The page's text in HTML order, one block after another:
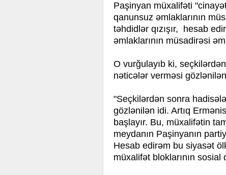
Paşinyan müxalifəti
qanunsuz əmlaklarının
təhdidlər qızışır, hesab
əmlaklarının müsadirəsi
O vurğulayıb ki,
nəticələr verməsi
"Seçkilərdən sonra
gözlənilən idi. Artıq
başlayır. Bu, müxalifətin
meydanın Paşinyanın
Hesab edirəm bu siyasət
müxalifət bloklarının sosial